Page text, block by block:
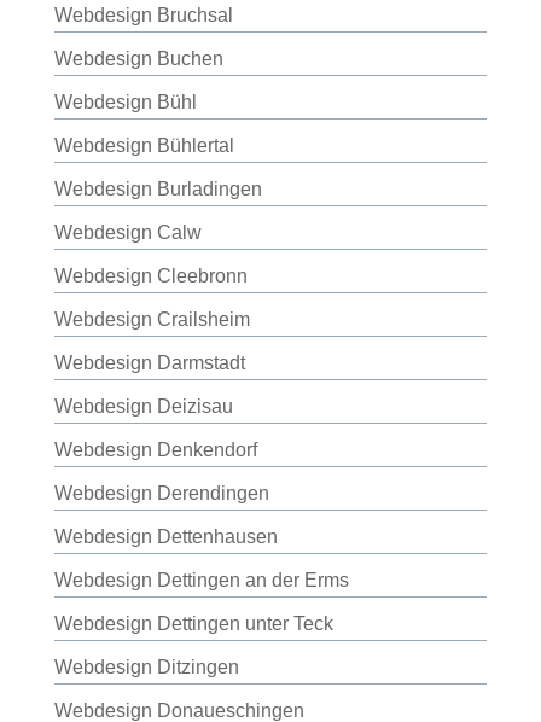
Webdesign Bruchsal
Webdesign Buchen
Webdesign Bühl
Webdesign Bühlertal
Webdesign Burladingen
Webdesign Calw
Webdesign Cleebronn
Webdesign Crailsheim
Webdesign Darmstadt
Webdesign Deizisau
Webdesign Denkendorf
Webdesign Derendingen
Webdesign Dettenhausen
Webdesign Dettingen an der Erms
Webdesign Dettingen unter Teck
Webdesign Ditzingen
Webdesign Donaueschingen